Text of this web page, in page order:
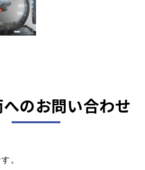
のお問い合わせ
。